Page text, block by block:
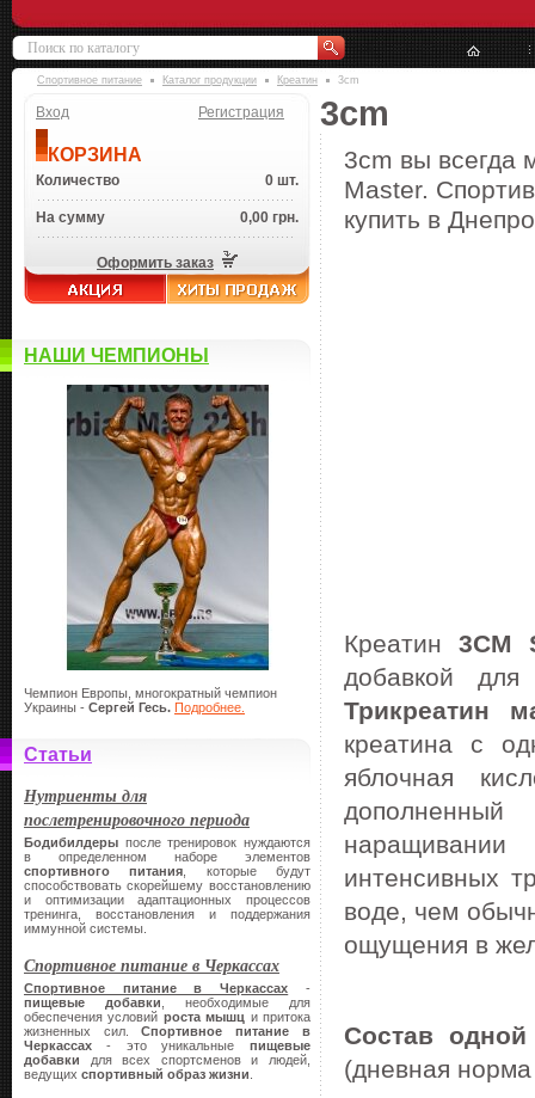
Спортивное питание Каталог продукции Креатин 3cm
Вход Регистрация
КОРЗИНА
Количество 0 шт.
На сумму 0,00 грн.
Оформить заказ
НАШИ ЧЕМПИОНЫ
Чемпион Европы, многократный чемпион
Украины - Сергей Гесь. Подробнее.
Статьи
Нутриенты для
послетренировочного периода
Бодибилдеры после тренировок нуждаются
в определенном наборе элементов
спортивного питания , которые будут
способствовать скорейшему восстановлению
и оптимизации адаптационных процессов
тренинга, восстановления и поддержания
иммунной системы.
Спортивное питание в Черкассах
Спортивное питание в Черкассах -
пищевые добавки , необходимые для
обеспечения условий роста мышц и притока
жизненных сил.Спортивное питание в
Черкассах - это уникальные пищевые
добавки для всех спортсменов и людей,
ведущих спортивный образ жизни
3cm
3cm вы всегда
Master.
купить в
Креатин3CM
добавкой
Трикреатин
креатина с
яблочная
интенсивных
воде, чем
ощущения в
Состав
(дневная